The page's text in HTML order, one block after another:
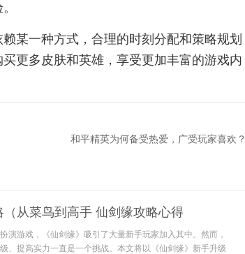
某一种方式，合理的时刻分配和策略规划
更多皮肤和英雄，享受更加丰富的游戏内
和平精英为何备受热爱，广受玩家喜欢？
（从菜鸟到高手 仙剑缘攻略心得
演游戏，《仙剑缘》吸引了大量新手玩家加入其中。然而，
、提高实力一直是一个挑战。本文将以《仙剑缘》新手升级